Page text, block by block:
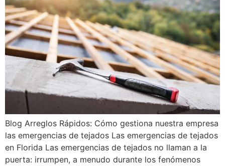
Blog Arreglos Rápidos: Cómo gestiona nuestra empresa
las emergencias de tejados Las emergencias de tejados
en Florida Las emergencias de tejados no llaman a la
puerta: irrumpen, a menudo durante los fenómenos